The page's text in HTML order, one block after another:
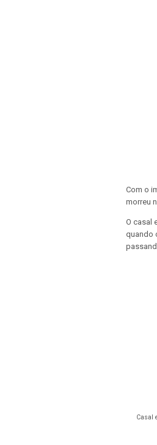
Com o
morreu
O casal
quando
Casal